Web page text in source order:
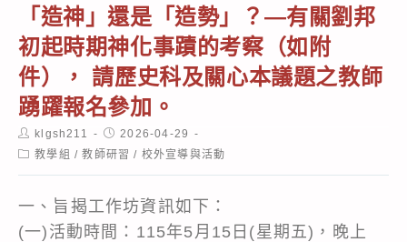
「造神」還是「造勢」？—有關劉邦
初起時期神化事蹟的考察（如附
件）， 請歷史科及關心本議題之教師
踴躍報名參加。
Post
author:
klgsh211
Post
published:
2026-04-29
Post教學組 / 教師研習 / 校外宣導與活動
一、旨揭工作坊資訊如下：
(一)活動時間：115年5月15日(星期五)，晚上